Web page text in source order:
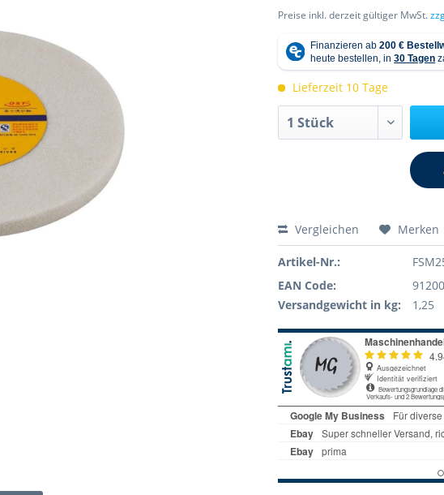
Preise inkl. derzeit gültiger MwSt.
Lieferzeit 10 Tage
Vergleichen Merken
Artikel-Nr.:
EAN Code:
Versandgewicht in kg:
1,25